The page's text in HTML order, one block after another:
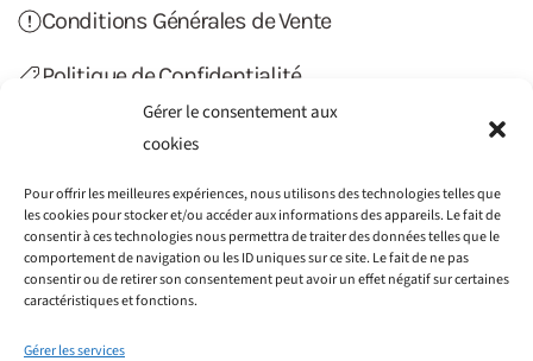
Gérer le consentement aux
cookies
Pour offrir les meilleures expériences, nous utilisons des technologies telles que
les cookies pour stocker et/ou accéder aux informations des appareils. Le fait de
consentir à ces technologies nous permettra de traiter des données telles que le
comportement de navigation ou les ID uniques sur ce site. Le fait de ne pas
consentir ou de retirer son consentement peut avoir un effet négatif sur certaines
caractéristiques et fonctions.
Gérer les services
Conditions Générales de Vente
Politique de Confidentialité
Politique de Cookies (UE)
Contact